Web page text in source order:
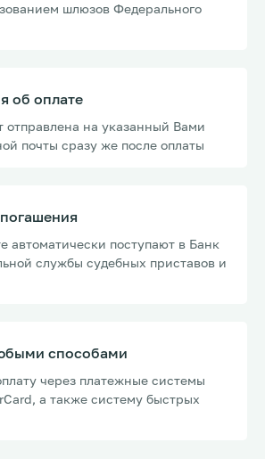
шлюзов Федерального
об оплате
отправлена на указанный Вами
почты сразу же после оплаты
автоматически поступают в Банк
службы судебных приставов и
способами
через платежные системы
а также систему быстрых